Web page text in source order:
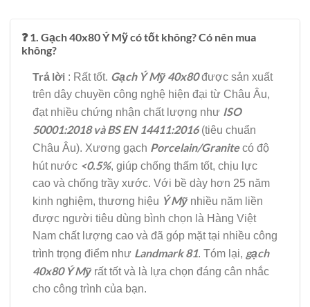
❓ 1. Gạch 40x80 Ý Mỹ có tốt không? Có nên mua
không?
Trả lời : Rất tốt. Gạch Ý Mỹ 40x80được sản xuất
trên dây chuyền công nghệ hiện đại từ Châu Âu,
đạt nhiều chứng nhận chất lượng như ISO
50001:2018 và BS EN 14411:2016(tiêu chuẩn
Châu Âu). Xương gạch Porcelain/Granite có độ
hút nước <0.5%, giúp chống thấm tốt, chịu lực
cao và chống trầy xước. Với bề dày hơn 25 năm
kinh nghiệm, thương hiệu Ý Mỹnhiều năm liền
được người tiêu dùng bình chọn là Hàng Việt
Nam chất lượng cao và đã góp mặt tại nhiều công
trình trọng điểm như Landmark 81. Tóm lại, gạch
40x80 Ý Mỹ rất tốt và là lựa chọn đáng cân nhắc
cho công trình của bạn.